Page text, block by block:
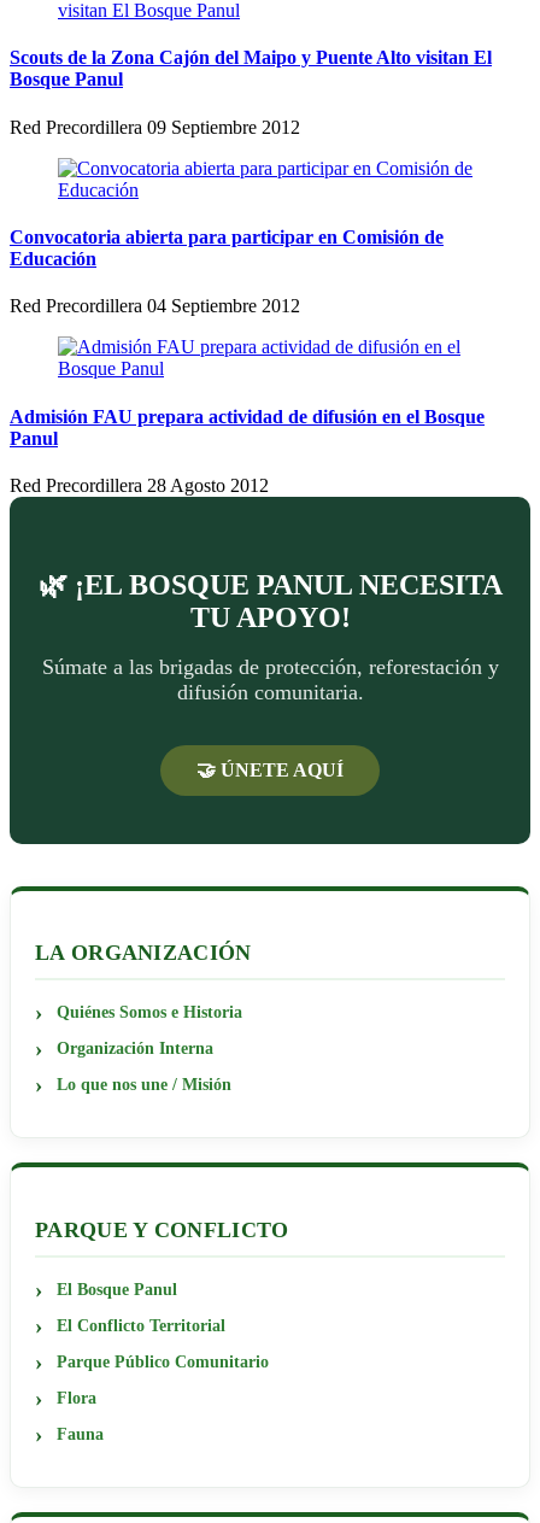
Scouts de la Zona Cajón del Maipo y Puente Alto visitan El
Bosque Panul
Red Precordillera 09 Septiembre 2012
Convocatoria abierta para participar en Comisión de
Educación
Red Precordillera 04 Septiembre 2012
Admisión FAU prepara actividad de difusión en el Bosque
Panul
Red Precordillera 28 Agosto 2012
🌿 ¡EL BOSQUE PANUL NECESITA
TU APOYO!
Súmate a las brigadas de protección, reforestación y
difusión comunitaria.
🤝 ÚNETE AQUÍ
LA ORGANIZACIÓN
Quiénes Somos e Historia
Organización Interna
Lo que nos une / Misión
PARQUE Y CONFLICTO
El Bosque Panul
El Conflicto Territorial
Parque Público Comunitario
Flora
Fauna